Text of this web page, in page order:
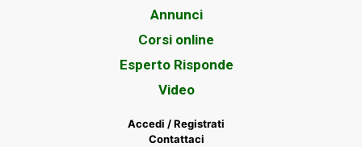
Annunci
Corsi online
Esperto Risponde
Video
Accedi / Registrati
Contattaci